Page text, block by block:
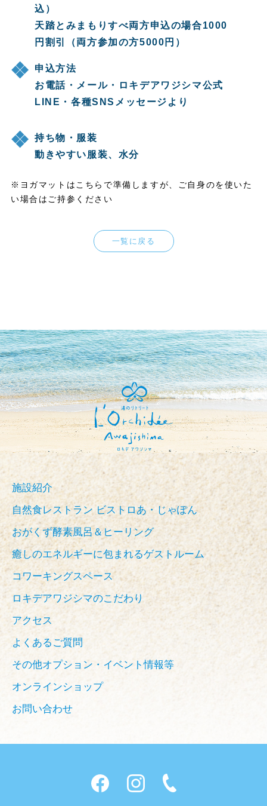
込）
天踏とみまもりすべ両方申込の場合1000
円割引（両方参加の方5000円）
申込方法
お電話・メール・ロキデアワジシマ公式
LINE・各種SNSメッセージより
持ち物・服装
動きやすい服装、水分
※ヨガマットはこちらで準備しますが、ご自身のを使いた
い場合はご持参ください
一覧に戻る
施設紹介
自然食レストラン ビストロあ・じゃぽん
おがくず酵素風呂＆ヒーリング
癒しのエネルギーに包まれるゲストルーム
コワーキングスペース
ロキデアワジシマのこだわり
アクセス
よくあるご質問
その他オプション・イベント情報等
オンラインショップ
お問い合わせ